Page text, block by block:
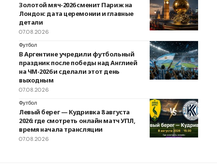
Золотой мяч-2026 сменит Париж на
Лондон: дата церемонии и главные
детали
07.08.2026
Футбол
В Аргентине учредили футбольный
праздник после победы над Англией
на ЧМ-2026 и сделали этот день
выходным
07.08.2026
Футбол
Левый берег — Кудривка 8 августа
2026: где смотреть онлайн матч УПЛ,
время начала трансляции
07.08.2026